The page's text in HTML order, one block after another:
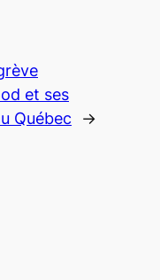
et ses
Québec
→